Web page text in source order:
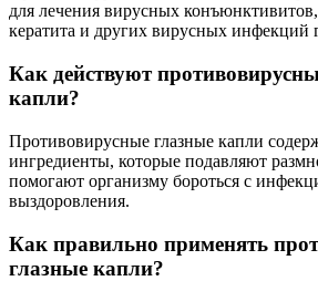
для лечения вирусных конъюнктивитов,
кератита и других вирусных инфекций
Как действуют
капли?
Противовирусные глазные капли
ингредиенты, которые подавляют
помогают организму бороться с
выздоровления.
Как правильно применять
глазные капли?